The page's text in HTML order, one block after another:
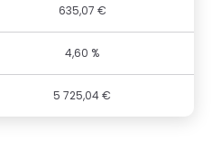
635,07 €
4,60 %
5 725,04 €